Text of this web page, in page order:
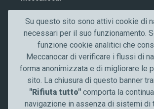
Qualità
Contattaci
News
Comunicazione
Su questo sito sono attivi cookie di
necessari per il suo funzionamento.
funzione cookie analitici che
Meccanocar di verificare i flussi di
forma anonimizzata e di migliorare le
sito. La chiusura di questo banner
"Rifiuta tutto" comporta la
navigazione in assenza di sistemi di